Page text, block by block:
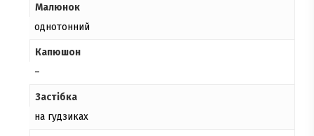
Малюнок
однотонний
Капюшон
–
Застібка
на гудзиках